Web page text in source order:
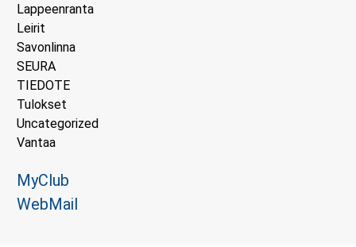
Lappeenranta
Leirit
Savonlinna
SEURA
TIEDOTE
Tulokset
Uncategorized
Vantaa
MyClub
WebMail